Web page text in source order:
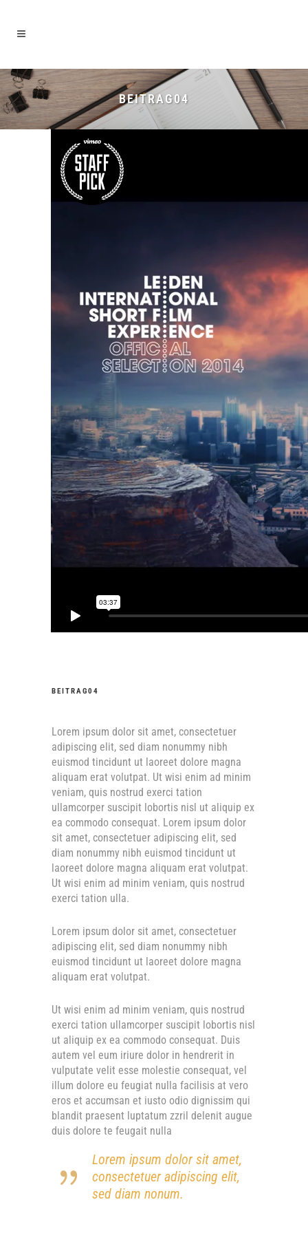
BEITRAG04
BEITRAG04
Lorem ipsum dolor sit amet, consectetuer
adipiscing elit, sed diam nonummy nibh
euismod tincidunt ut laoreet dolore magna
aliquam erat volutpat. Ut wisi enim ad minim
veniam, quis nostrud exerci tation
ullamcorper suscipit lobortis nisl ut aliquip ex
ea commodo consequat. Lorem ipsum dolor
sit amet, consectetuer adipiscing elit, sed
diam nonummy nibh euismod tincidunt ut
laoreet dolore magna aliquam erat volutpat.
Ut wisi enim ad minim veniam, quis nostrud
exerci tation ulla.
Lorem ipsum dolor sit amet, consectetuer
adipiscing elit, sed diam nonummy nibh
euismod tincidunt ut laoreet dolore magna
aliquam erat volutpat.
Ut wisi enim ad minim veniam, quis nostrud
exerci tation ullamcorper suscipit lobortis nisl
ut aliquip ex ea commodo consequat. Duis
autem vel eum iriure dolor in hendrerit in
vulputate velit esse molestie consequat, vel
illum dolore eu feugiat nulla facilisis at vero
eros et accumsan et iusto odio dignissim qui
blandit praesent luptatum zzril delenit augue
duis dolore te feugait nulla
Lorem ipsum dolor sit amet,
consectetuer adipiscing elit,
sed diam nonum.